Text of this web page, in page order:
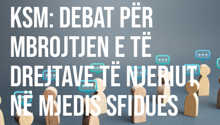
KSM: DEBAT PËR
MBROJTJEN E TË
DREJTAVE TË NJERIUT
NË MJEDIS SFIDUES